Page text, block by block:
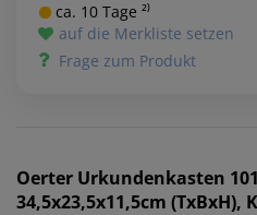
ca. 10 Tage ²⁾
auf die Merkliste setzen
Frage zum Produkt
Oerter Urkundenkasten
34,5x23,5x11,5cm (TxBxH),